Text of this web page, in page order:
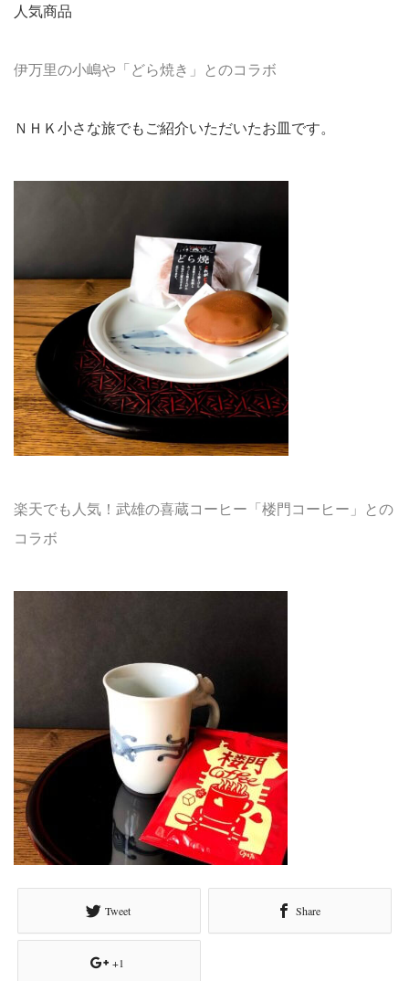
人気商品
伊万里の小嶋や「どら焼き」とのコラボ
ＮＨＫ小さな旅でもご紹介いただいたお皿です。
楽天でも人気！武雄の喜蔵コーヒー「楼門コーヒー」との
コラボ
Tweet Share
+1